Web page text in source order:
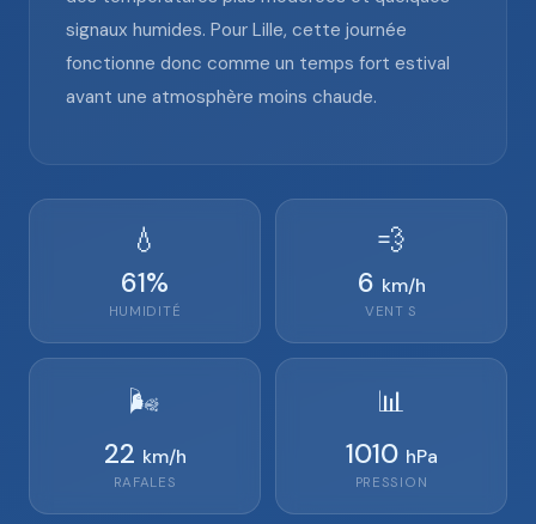
signaux humides. Pour Lille, cette journée
fonctionne donc comme un temps fort estival
avant une atmosphère moins chaude.
💧
61%
HUMIDITÉ
💨
6 km/h
VENT S
🌬️
22 km/h
RAFALES
📊
1010 hPa
PRESSION